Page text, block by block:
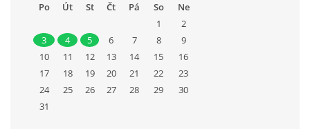
Po
Út St Čt Pá So
Ne
1
2
3
4 5 6 7 8
9
10
11 12 13 14 15
16
17
18 19 20 21 22
23
24
25 26 27 28 29
30
31